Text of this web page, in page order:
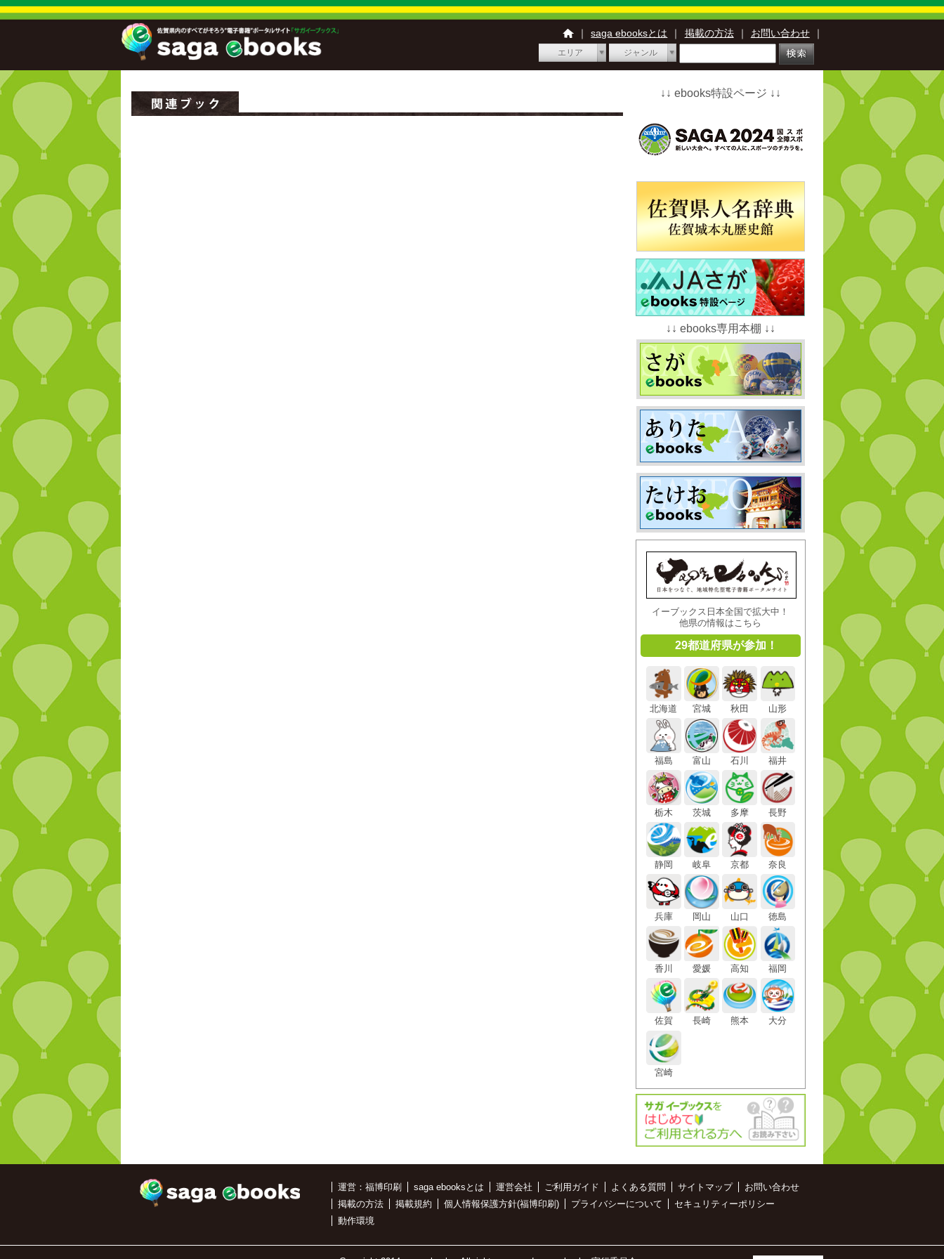
｜ saga ebooksとは ｜ 掲載の方法 ｜ お問い合わせ ｜
エリア ジャンル
↓↓ ebooks特設ページ ↓↓
↓↓ ebooks専用本棚 ↓↓
イーブックス日本全国で拡大中！
他県の情報はこちら
29都道府県が参加！
北海道 宮城 秋田 山形
福島 富山 石川 福井
栃木 茨城 多摩 長野
静岡 岐阜 京都 奈良
兵庫 岡山 山口 徳島
香川 愛媛 高知 福岡
佐賀 長崎 熊本 大分
宮崎
運営：福博印刷 saga ebooksとは 運営会社 ご利用ガイド よくある質問 サイトマップ
お問い合わせ
掲載の方法
掲載規約 個人情報保護方針(福博印刷) プライバシーについて
セキュリティーポリシー
動作環境